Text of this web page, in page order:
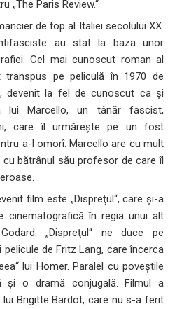
„The Paris Review.“
de top al Italiei secolului XX.
au stat la baza unor
Cel mai cunoscut roman al
transpus pe peliculă în 1970 de
devenit la fel de cunoscut ca şi
lui Marcello, un tânăr fascist,
care îl urmăreşte pe un fost
a-l omorî. Marcello are cu mult
bătrânul său profesor de care îl
film este „Dispreţul“, care şi-a
cinematografică în regia unui alt
„Dispreţul“ ne duce pe
de Fritz Lang, care încerca
lui Homer. Paralel cu poveştile
o dramă conjugală. Filmul a
Brigitte Bardot, care nu s-a ferit